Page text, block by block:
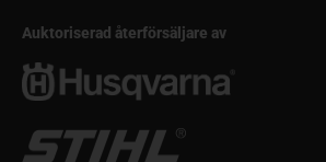
Auktoriserad återförsäljare av